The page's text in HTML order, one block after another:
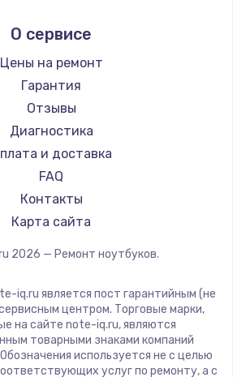
ноутбуков Predator
ноутбуков iru
ноутбуков Machenike
ноутбуков DEXP
ноутбуков Teclast
ноутбуков CHUWI
ноутбуков Colorful
Aquarius
Gigabyte
Aorus
Maibenben
Getac
Epson
Philips
LG
Panasonic
ZTE
Hiper
Evga
О сервисе
Цены на ремонт
Гарантия
Отзывы
Диагностика
и доставка
FAQ
Контакты
Карта сайта
2026 — Ремонт ноутбуков.
iq.ru является пост гарантийным (не
центром. Торговые марки,
на сайте note-iq.ru, являются
товарными знаками компаний
используется не с целью
услуг по ремонту, а с